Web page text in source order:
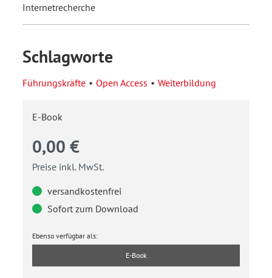
Internetrecherche
Schlagworte
Führungskräfte Open Access Weiterbildung
E-Book
0,00 €
Preise inkl. MwSt.
versandkostenfrei
Sofort zum Download
Ebenso verfügbar als:
E-Book